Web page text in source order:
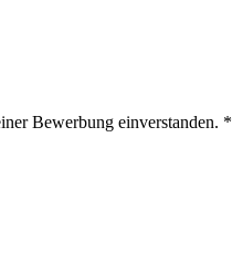
Bewerbung einverstanden. *